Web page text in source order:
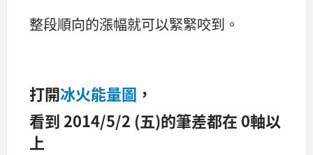
整段順向的漲幅就可以緊緊咬到。
打開冰火能量圖 ，
看到 2014/5/2 (五)的筆差都在 0軸以
上